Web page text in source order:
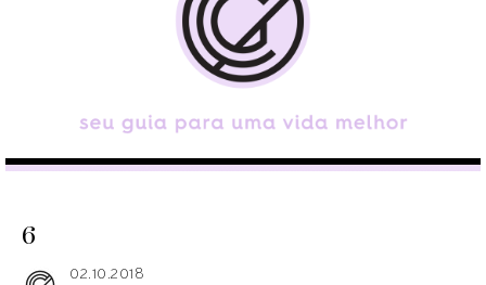
6
02.10.2018